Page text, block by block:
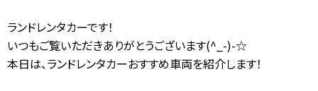
お客様の声
レンタカー会社向け
ランドレンタカーです！
いつもご覧いただきありがとうございます(^_-)-☆
本日は、ランドレンタカーおすすめ車両を紹介します！